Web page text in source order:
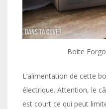
Boite
L’alimentation de cette
électrique. Attention, le
est court ce qui peut